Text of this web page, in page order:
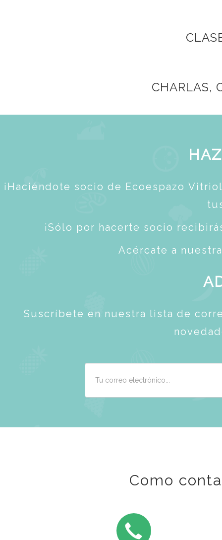
CHARLAS,
¡Haciéndote socio de Ecoespazo
¡Sólo por hacerte socio
Acércate a
Suscríbete en nuestra lista de
Como